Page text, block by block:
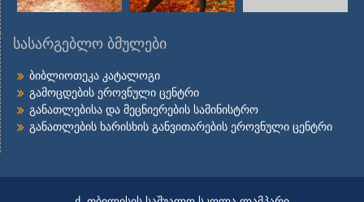
სასარგებლო ბმულები
ბიბლიოთეკა კატალოგი
გამოცდების ეროვნული ცენტრი
განათლებისა და მეცნიერების სამინისტრო
განათლების ხარისხის განვითარების ეროვნული ცენტრი